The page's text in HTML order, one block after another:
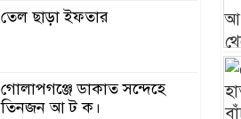
তেল ছাড়া ইফতার
গোলাপগঞ্জে ডাকাত সন্দেহে
তিনজন আ ট ক।